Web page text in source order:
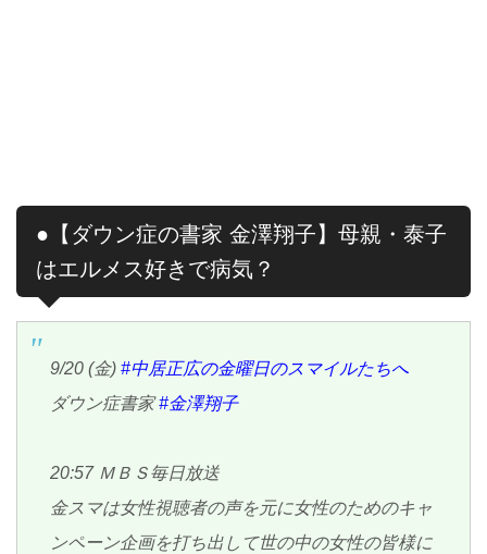
●【ダウン症の書家 金澤翔子】母親・泰子
はエルメス好きで病気？
9/20 (金) #中居正広の金曜日のスマイルたちへ
ダウン症書家#金澤翔子
20:57 ＭＢＳ毎日放送
金スマは女性視聴者の声を元に女性のためのキャ
ンペーン企画を打ち出して世の中の女性の皆様に